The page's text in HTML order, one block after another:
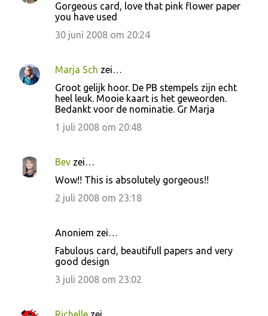
Gorgeous card, love that pink flower paper
you have used
30 juni 2008 om 20:24
Marja Sch zei…
Groot gelijk hoor. De PB stempels zijn echt
heel leuk. Mooie kaart is het geweorden.
Bedankt voor de nominatie. Gr Marja
1 juli 2008 om 20:48
Bev zei…
Wow!! This is absolutely gorgeous!!
2 juli 2008 om 23:18
Anoniem zei…
Fabulous card, beautifull papers and very
good design
3 juli 2008 om 23:02